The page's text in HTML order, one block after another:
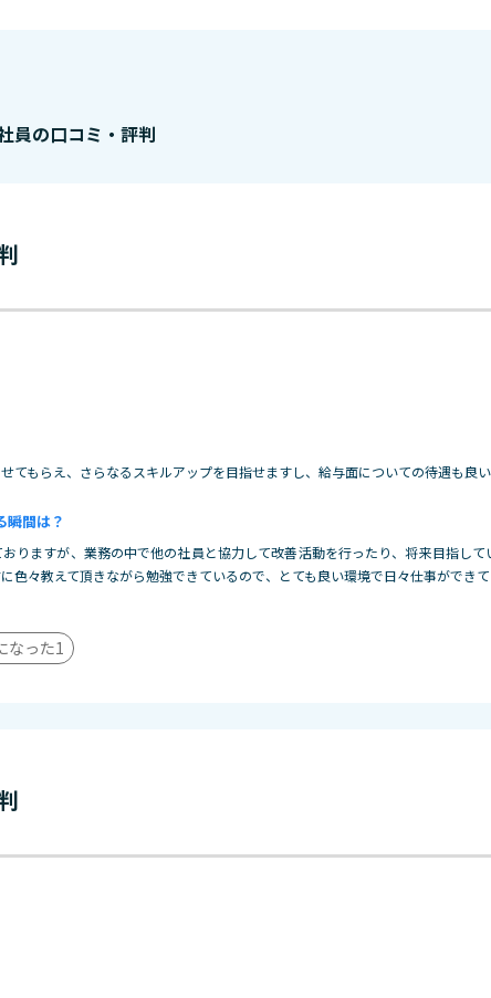
員の口コミ・評判
てもらえ、さらなるスキルアップを目指せますし、給与面についての待遇も良
瞬間は？
りますが、業務の中で他の社員と協力して改善活動を行ったり、将来目指し
色々教えて頂きながら勉強できているので、とても良い環境で日々仕事ができ
なった1